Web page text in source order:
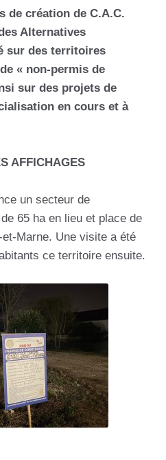
de création de C.A.C.
Alternatives
sur des territoires
« non-permis de
sur des projets de
en cours et à
AFFICHAGES
un secteur de
65 ha en lieu et place de
Marne. Une visite a été
ce territoire ensuite.